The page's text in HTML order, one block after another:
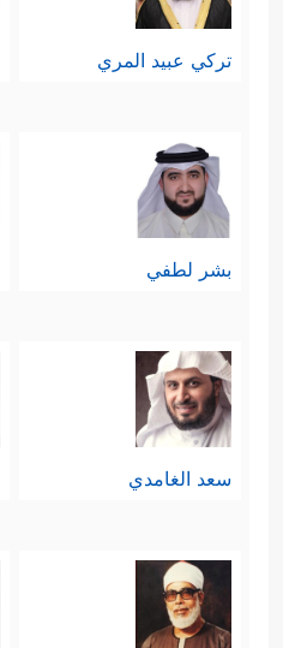
تركي عبيد المري
بشر لطفي
سعد الغامدي